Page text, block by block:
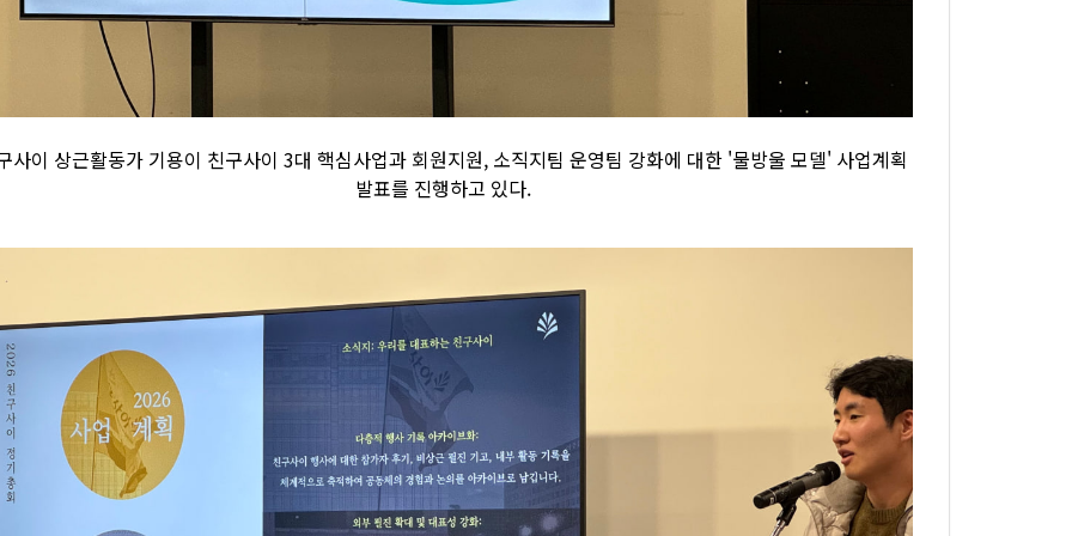
사이 상근활동가 기용이 친구사이 3대 핵심사업과 회원지원, 소직지팀 운영팀 강화에 대한 '물방울 모델' 사업계획
발표를 진행하고 있다.